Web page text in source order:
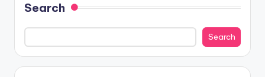
Search
Search